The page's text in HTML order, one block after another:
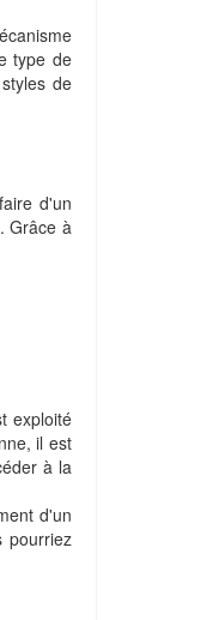
type de
de
d'un
Grâce à
exploité
il est
à la
d'un
pourriez